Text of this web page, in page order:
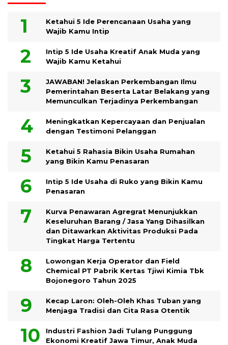
Ketahui 5 Ide Perencanaan Usaha yang
Wajib Kamu Intip
Intip 5 Ide Usaha Kreatif Anak Muda yang
Wajib Kamu Ketahui
JAWABAN! Jelaskan Perkembangan Ilmu
Pemerintahan Beserta Latar Belakang yang
Memunculkan Terjadinya Perkembangan
Meningkatkan Kepercayaan dan Penjualan
dengan Testimoni Pelanggan
Ketahui 5 Rahasia Bikin Usaha Rumahan
yang Bikin Kamu Penasaran
Intip 5 Ide Usaha di Ruko yang Bikin Kamu
Penasaran
Kurva Penawaran Agregrat Menunjukkan
Keseluruhan Barang / Jasa Yang Dihasilkan
dan Ditawarkan Aktivitas Produksi Pada
Tingkat Harga Tertentu
Lowongan Kerja Operator dan Field
Chemical PT Pabrik Kertas Tjiwi Kimia Tbk
Bojonegoro Tahun 2025
Kecap Laron: Oleh-Oleh Khas Tuban yang
Menjaga Tradisi dan Cita Rasa Otentik
Industri Fashion Jadi Tulang Punggung
Ekonomi Kreatif Jawa Timur, Anak Muda